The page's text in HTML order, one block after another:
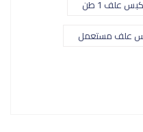
علف 1 طن
علف مستعمل